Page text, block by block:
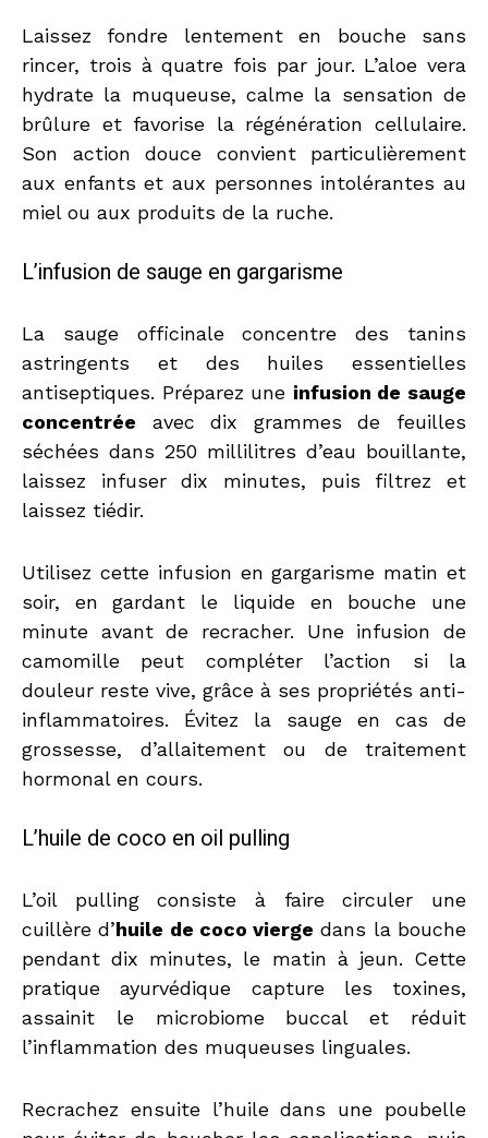
Laissez fondre lentement en bouche sans
rincer, trois à quatre fois par jour. L’aloe vera
hydrate la muqueuse, calme la sensation de
brûlure et favorise la régénération cellulaire.
Son action douce convient particulièrement
aux enfants et aux personnes intolérantes au
miel ou aux produits de la ruche.
L’infusion de sauge en gargarisme
La sauge officinale concentre des tanins
astringents et des huiles essentielles
antiseptiques. Préparez une infusion de sauge
concentrée avec dix grammes de feuilles
séchées dans 250 millilitres d’eau bouillante,
laissez infuser dix minutes, puis filtrez et
laissez tiédir.
Utilisez cette infusion en gargarisme matin et
soir, en gardant le liquide en bouche une
minute avant de recracher. Une infusion de
camomille peut compléter l’action si la
douleur reste vive, grâce à ses propriétés anti-
inflammatoires. Évitez la sauge en cas de
grossesse, d’allaitement ou de traitement
hormonal en cours.
L’huile de coco en oil pulling
L’oil pulling consiste à faire circuler une
cuillère d’huile de coco vierge dans la bouche
pendant dix minutes, le matin à jeun. Cette
pratique ayurvédique capture les toxines,
assainit le microbiome buccal et réduit
l’inflammation des muqueuses linguales.
Recrachez ensuite l’huile dans une poubelle